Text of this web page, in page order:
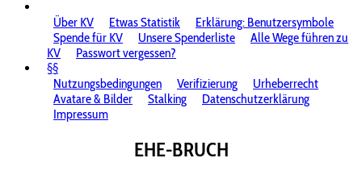
Über KV
Etwas Statistik
Erklärung: Benutzersymbole
Spende für KV
Unsere Spenderliste
Alle Wege führen zu
KV
Passwort vergessen?
§§
Nutzungsbedingungen
Verifizierung
Urheberrecht
Avatare & Bilder
Stalking
Datenschutzerklärung
Impressum
EHE-BRUCH